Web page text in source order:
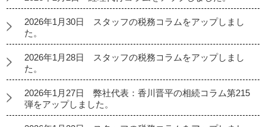
2026年1月30日 スタッフの税務コラムをアップしまし
た。
2026年1月28日 スタッフの税務コラムをアップしまし
た。
2026年1月27日 弊社代表：香川晋平の相続コラム第215
弾をアップしました。